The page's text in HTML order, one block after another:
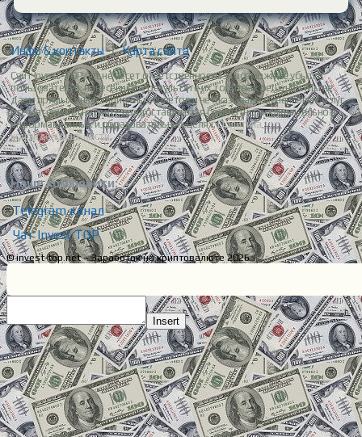
Инфо & контакты | Карта сайта
Сайт Invest-TOP.net не несет ответственности за возможные убытки
пользователей, понесенные в результате их торговых решений. Мы не
даем прямых инвестиционных советов и не оказываем финансовых услуг.
Все материалы на сайте предоставляются бесплатно, исключительно в
информационных и образовательных целях.Политика
конфиденциальности.
Наше комьюнити:
Telegram канал
Чат Invest TOP
© invest-top.net – Заработок на криптовалюте 2026
Insert